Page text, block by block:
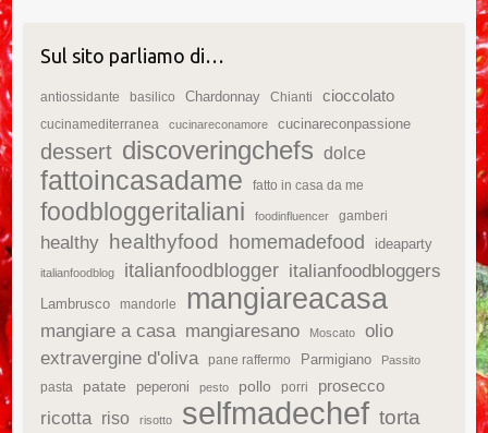
Sul sito parliamo di…
antiossidante basilico Chardonnay Chianti cioccolato
cucinamediterranea cucinareconamore cucinareconpassione
dessert discoveringchefs dolce
fattoincasadame fatto in casa da me
foodbloggeritaliani foodinfluencer gamberi
healthy healthyfood homemadefood ideaparty
italianfoodblog italianfoodblogger italianfoodbloggers
Lambrusco mandorle mangiareacasa
mangiare a casa mangiaresano Moscato
olio
extravergine d'oliva
pane raffermo Parmigiano Passito
pasta patate peperoni pesto pollo porri prosecco
ricotta riso risotto selfmadechef torta